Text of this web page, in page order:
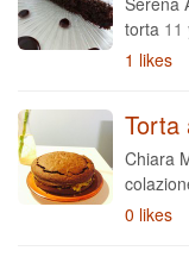
torta 11
1 likes
Torta
Chiara
0 likes